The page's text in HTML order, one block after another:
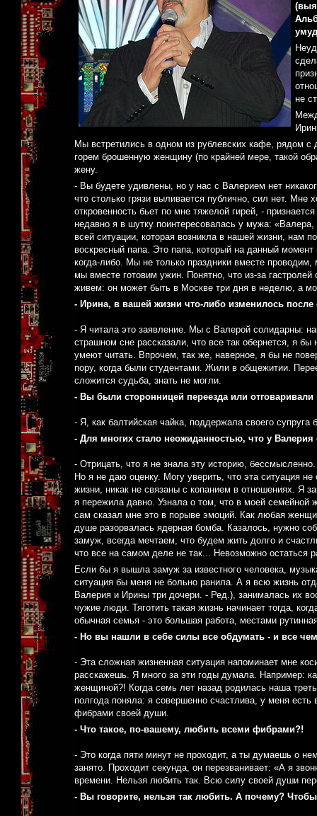
не
Мы встретились в одном из рублевских кафе, рядом
горем брошенную женщину (по крайней мере, такой
жену.
- Вы будете удивлены, но у нас с Валерием нет
что столько грязи выливается публично, сил нет.
откровенность бьет по мне тяжелой гирей, -
недавно я в шутку поинтересовалась у мужа:
всей ситуации, которая возникла в нашей жизни, нам
воскресный папа. Это папа, который на данный
когда-либо. Мы не только праздники вместе
мы вместе готовим ужин. Понятно, что из-за
живем: он может быть в Москве три дня в неделю, а
- Ирина, в вашей жизни что-либо изменилось
- Я читала это заявление. Мы с Валерой солидарны:
страшном сне рассказали, что все так обернется, я
умеют читать. Впрочем, так же, наверное, я бы не
пору, когда были студентами. Жили в общежитии.
сложится судьба, знать не могли.
- Вы были сторонницей переезда или
- Я, как балтийская чайка, поддержала своего супруга
- Для многих стало неожиданностью, что у Валерия
- Отрицать, что я не знала эту историю,
Но я не даю оценку. Могу уверить, что эта ситуация
жизни, никак не связаны с копанием в отношениях. Я
я пережила давно. Узнала о том, что в моей семейной
сам сказал мне это в порыве эмоций. Как любая
душе разорвалась ядерная бомба. Казалось, нужно
замуж, всегда мечтаем, что будем жить долго и
что все на самом деле не так... Невозможно остаться
Если бы я вышла замуж за известного человека,
ситуация бы меня не больно ранила. А я всю жизнь
Валерия и Ирины три дочери. - Ред.), занималась их
чужие люди. Тяготить такая жизнь начинает тогда,
обычная семья - это большая работа, местами
- Но вы нашли в себе силы все обдумать - и все
- Эта сложная жизненная ситуация напоминает мне
расскажешь. Я много за эти годы думала. Например:
женщиной?! Когда семь лет назад родилась наша
полгода поняла: я совершенно счастлива, у меня
фибрами своей души.
- Что такое, по-вашему, любить всеми фибрами?!
- Это когда пяти минут не проходит, а ты думаешь о
занято. Проходит секунда, он перезванивает: «А я
времени. Нельзя любить так. Всю силу своей души
- Вы говорите, нельзя так любить. А почему?